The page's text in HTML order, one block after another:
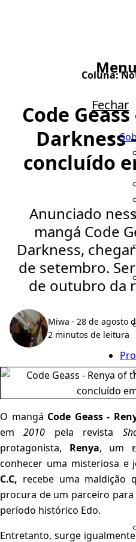
Fechar
Coluna:
Code
Darkness
concluído
Anunciado
mangá Code
Darkness,
de setembro.
de outubro da
Miwa · 28 de agosto
2 minutos de leitura
O mangá Code Geass -
em2010 pela revista
protagonista, Renya, um
conhecer uma misteriosa e
C.C, recebe uma maldição
procura de um parceiro
período histórico Edo.
Entretanto, surge